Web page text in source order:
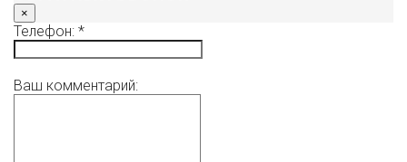
×
Телефон: *
Ваш комментарий: